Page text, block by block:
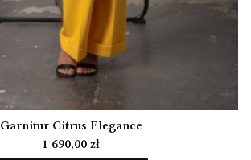
Garnitur Citrus Elegance
Cena
1 690,00 zł